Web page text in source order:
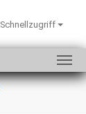
Schnellzugriff